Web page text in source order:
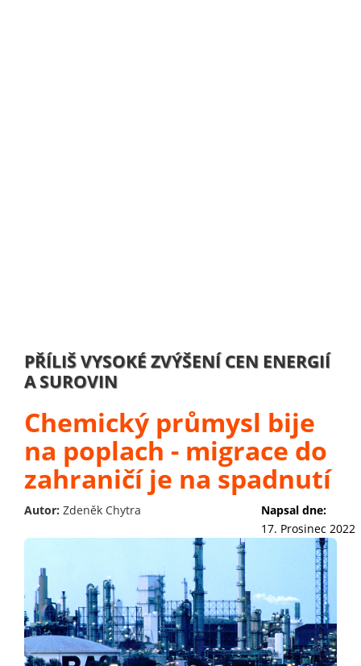
PŘÍLIŠ VYSOKÉ ZVÝŠENÍ CEN ENERGIÍ
A SUROVIN
Chemický průmysl bije
na poplach - migrace do
zahraničí je na spadnutí
Autor: Zdeněk Chytra
Napsal dne:
17. Prosinec 2022